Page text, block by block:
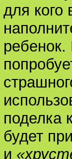
для кого
поделка
будет
и